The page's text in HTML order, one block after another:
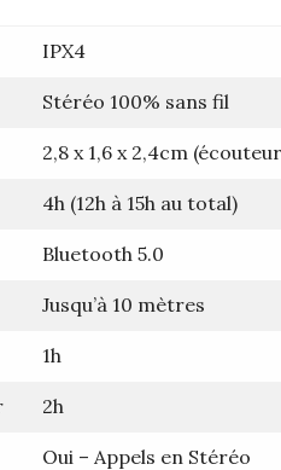
IPX4
Stéréo 100% sans fil
2,8 x 1,6 x 2,4cm
4h (12h à 15h au total)
Bluetooth 5.0
Jusqu’à 10 mètres
1h
2h
Oui – Appels en Stéréo